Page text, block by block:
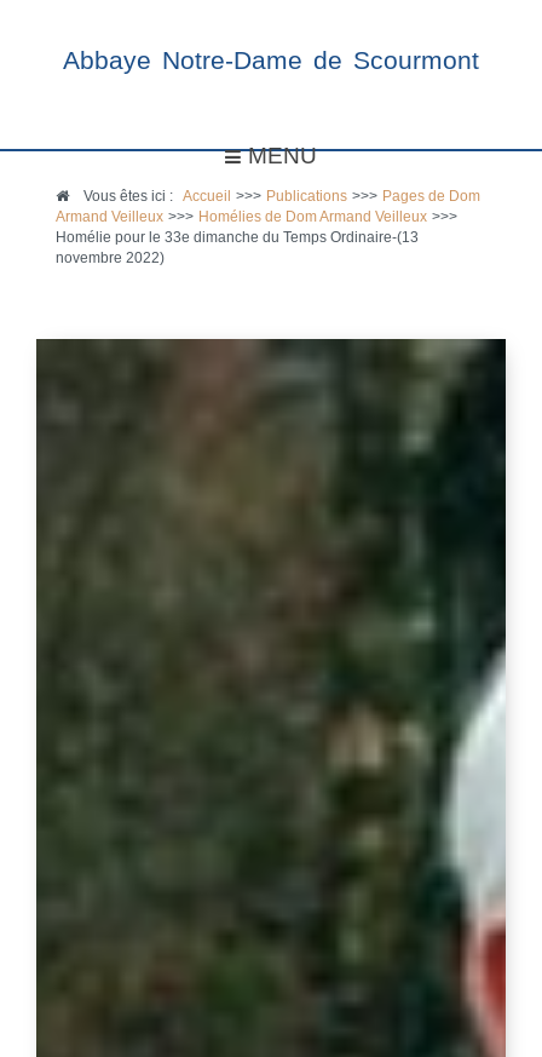
Abbaye Notre-Dame de Scourmont
MENU
Vous êtes ici :Accueil >>> Publications >>> Pages de Dom
Armand Veilleux >>> Homélies de Dom Armand Veilleux >>>
Homélie pour le 33e dimanche du Temps Ordinaire-(13
novembre 2022)